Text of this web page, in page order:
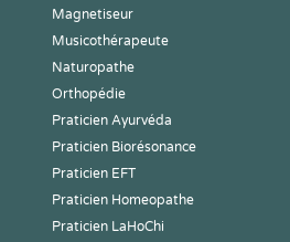
Magnetiseur
Musicothérapeute
Naturopathe
Orthopédie
Praticien Ayurvéda
Praticien Biorésonance
Praticien EFT
Praticien Homeopathe
Praticien LaHoChi